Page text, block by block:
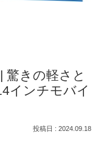
驚きの軽さと
インチモバイ
2024.09.18